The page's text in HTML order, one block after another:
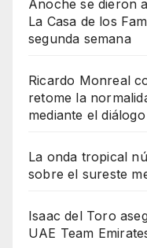
Anoche se dieron
La Casa de los
segunda semana
Ricardo Monreal
retome la
mediante el diálogo
La onda tropical
sobre el sureste
Isaac del Toro
UAE Team